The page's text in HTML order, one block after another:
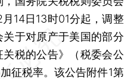
14日13时01分起，调整
关于对原产于美国的部分
税的公告》（税委会公
征税率。该公告附件1第